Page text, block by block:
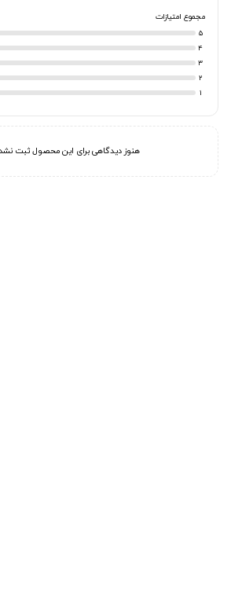
مجموع امتیازات
5
4
3
2
1
هنوز دیدگاهی برای این محصول ثبت